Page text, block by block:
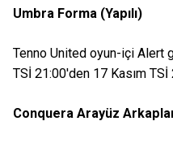
Umbra Forma (Yapılı)
Tenno United oyun-içi Alert
TSİ 21:00'den 17 Kasım
Conquera Arayüz